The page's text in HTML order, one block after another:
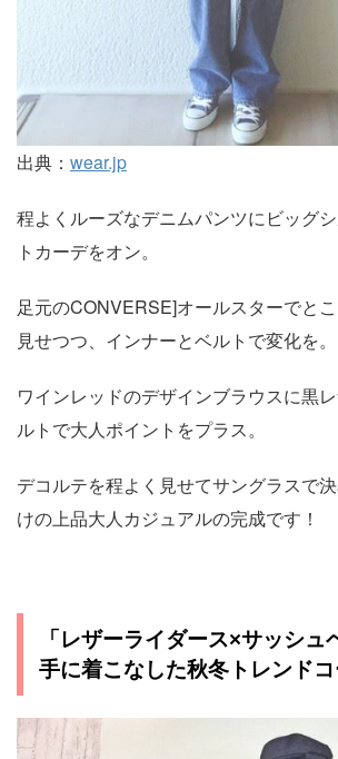
出典： wear.jp
程よくルーズなデニムパンツにビッグ
トカーデをオン。
足元のCONVERSE]オールスターでと
見せつつ、インナーとベルトで変化を。
ワインレッドのデザインブラウスに黒
ルトで大人ポイントをプラス。
デコルテを程よく見せてサングラスで
けの上品大人カジュアルの完成です！
「レザーライダース×サッシュ
手に着こなした秋冬トレンド